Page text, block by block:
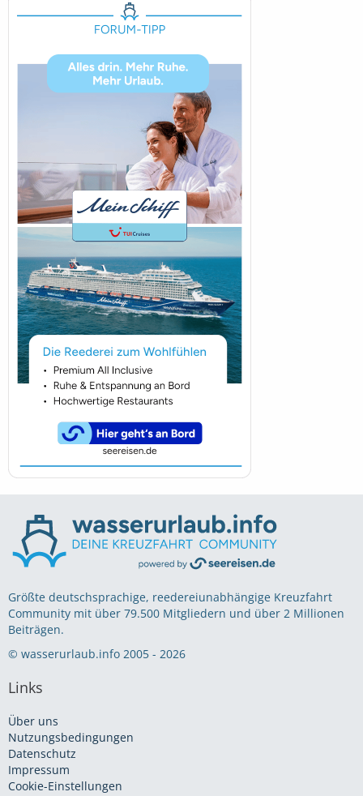
Größte deutschsprachige, reedereiunabhängige Kreuzfahrt
Community mit über 79.500 Mitgliedern und über 2 Millionen
Beiträgen.
© wasserurlaub.info 2005 - 2026
Links
Über uns
Nutzungsbedingungen
Datenschutz
Impressum
Cookie-Einstellungen